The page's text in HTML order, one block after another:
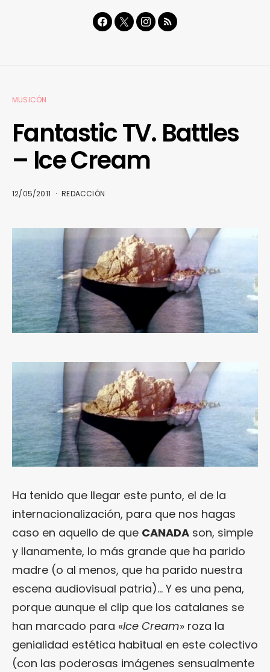
MUSICÓN
Fantastic TV. Battles
– Ice Cream
12/05/2011 REDACCIÓN
Ha tenido que llegar este punto, el de la
internacionalización, para que nos hagas
caso en aquello de que CANADA son, simple
y llanamente, lo más grande que ha parido
madre (o al menos, que ha parido nuestra
escena audiovisual patria)… Y es una pena,
porque aunque el clip que los catalanes se
han marcado para «Ice Cream» roza la
genialidad estética habitual en este colectivo
(con las poderosas imágenes sensualmente